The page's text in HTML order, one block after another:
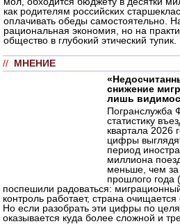
как родителям российских
оплачивать обеды самостоятельно.
рациональная экономия, но на
общество в глубокий этический тупик.
// МНЕНИЕ
снижение
лишь
Погранслужба
статистику
квартала 2026
цифры
период
миллиона
меньше, чем
прошлого
поспешили радоваться:
контроль работает, страна очищается
Но если разобрать эти цифры по
оказывается куда более сложной и